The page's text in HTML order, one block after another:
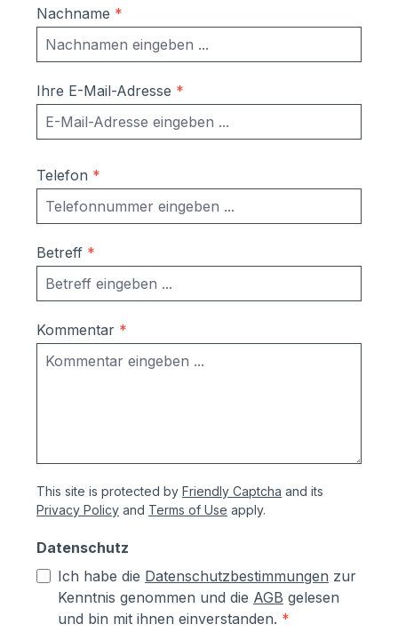
Nachname *
Ihre E-Mail-Adresse *
Telefon *
Betreff *
Kommentar *
This site is protected by Friendly Captcha and its
Privacy Policy and Terms of Use apply.
Datenschutz
Ich habe die Datenschutzbestimmungen zur
Kenntnis genommen und die AGB gelesen
und bin mit ihnen einverstanden. *